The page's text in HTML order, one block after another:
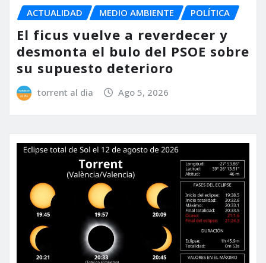
ACTUALIDAD MEDIO AMBIENTE POLÍTICA
El ficus vuelve a reverdecer y
desmonta el bulo del PSOE sobre
su supuesto deterioro
torrent al dia Ago 5, 2026